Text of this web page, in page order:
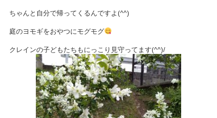
ちゃんと自分で帰ってくるんですよ(^^)
庭のヨモギをおやつにモグモグ
クレインの子どもたちもにっこり見守ってます(^^)/